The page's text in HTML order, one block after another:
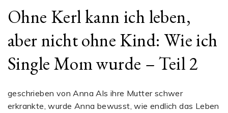
Ohne Kerl kann ich leben,
aber nicht ohne Kind: Wie ich
Single Mom wurde – Teil 2
geschrieben von Anna Als ihre Mutter schwer
erkrankte, wurde Anna bewusst, wie endlich das Leben